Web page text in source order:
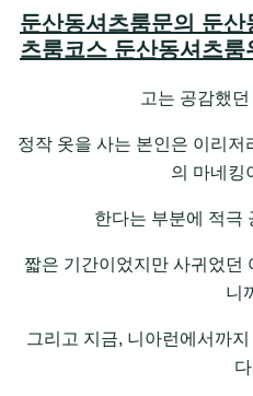
둔산동셔츠룸문의 둔산
츠룸코스 둔산동셔츠
고는 공감했
정작 옷을 사는 본인은 이리
의 마네킹
한다는 부분에 적극
짧은 기간이었지만 사귀었던
니
그리고 지금, 니아런에서까